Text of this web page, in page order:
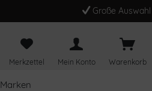
Große Auswahl
Merkzettel Mein Konto Warenkorb
Marken